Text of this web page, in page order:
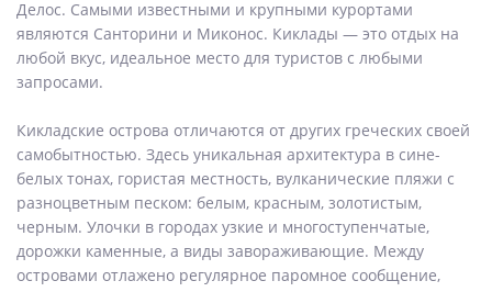
Делос. Самыми известными и крупными курортами
являются Санторини и Миконос. Киклады — это отдых на
любой вкус, идеальное место для туристов с любыми
запросами.
Кикладские острова отличаются от других греческих своей
самобытностью. Здесь уникальная архитектура в сине-
белых тонах, гористая местность, вулканические пляжи с
разноцветным песком: белым, красным, золотистым,
черным. Улочки в городах узкие и многоступенчатые,
дорожки каменные, а виды завораживающие. Между
островами отлажено регулярное паромное сообщение,